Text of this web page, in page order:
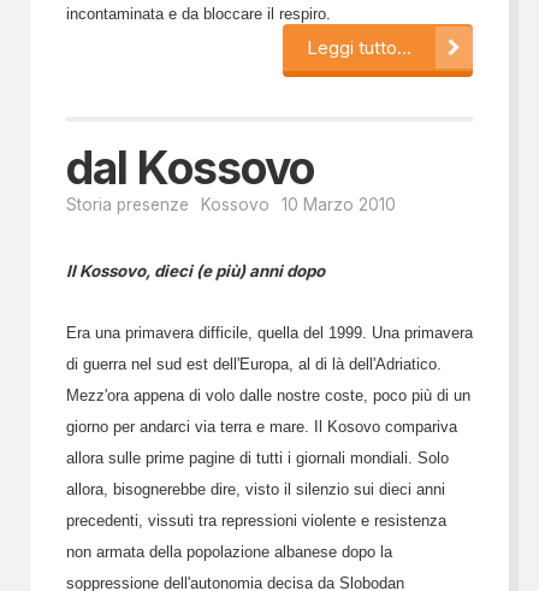
incontaminata e da bloccare il respiro.
Leggi tutto...
dal Kossovo
Storia presenze Kossovo 10 Marzo 2010
Il Kossovo, dieci (e più) anni dopo
Era una primavera difficile, quella del 1999. Una primavera
di guerra nel sud est dell'Europa, al di là dell'Adriatico.
Mezz'ora appena di volo dalle nostre coste, poco più di un
giorno per andarci via terra e mare. Il Kosovo compariva
allora sulle prime pagine di tutti i giornali mondiali. Solo
allora, bisognerebbe dire, visto il silenzio sui dieci anni
precedenti, vissuti tra repressioni violente e resistenza
non armata della popolazione albanese dopo la
soppressione dell'autonomia decisa da Slobodan